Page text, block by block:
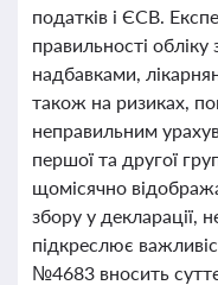
податків і ЄСВ.
правильності
надбавками,
також на ризиках,
неправильним
першої та другої
щомісячно
збору у декларації,
підкреслює
№4683 вносить